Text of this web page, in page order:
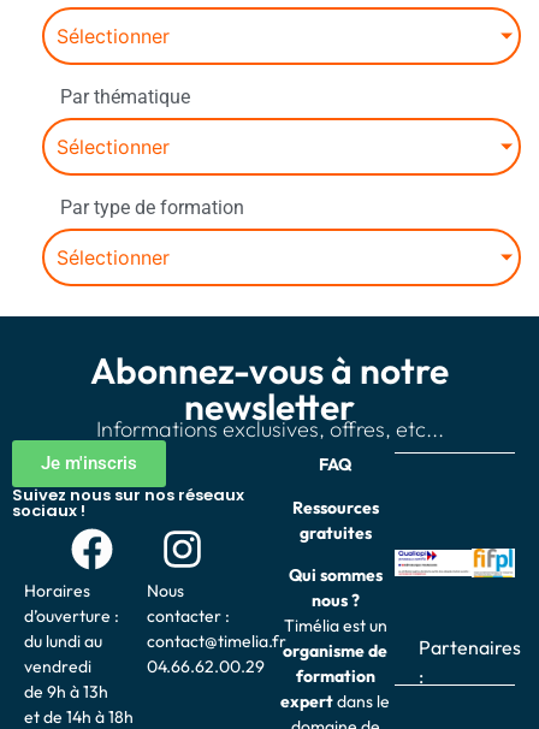
Sélectionner
Par thématique
Sélectionner
Par type de formation
Sélectionner
Abonnez-vous à notre
newsletter
Informations exclusives, offres, etc...
Je m'inscris
Suivez nous sur nos réseaux
sociaux !
Horaires
d’ouverture :
du lundi au
vendredi
de 9h à 13h
et de 14h à 18h
Nous
contacter :
contact@timelia.fr
04.66.62.00.29
FAQ
Ressources
gratuites
Qui sommes
nous ?
Timélia est un
organisme de
formation
expertdans le
Partenaires
: